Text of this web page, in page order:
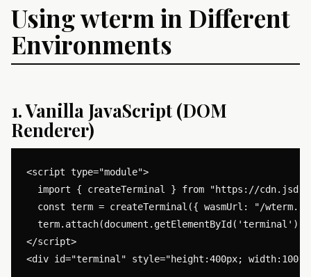
Using wterm in Different
Environments
1. Vanilla JavaScript (DOM
Renderer)
<script type="module">
import { createTerminal } from "https://
const term = createTerminal({ wasmUrl: "/
  term.attach(document.getElementById('terminal'));
</script>